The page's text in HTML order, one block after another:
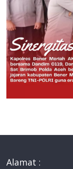
Alamat :